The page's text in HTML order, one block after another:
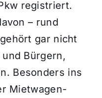
registriert.
– rund
gar nicht
Bürgern,
Besonders ins
Mietwagen-